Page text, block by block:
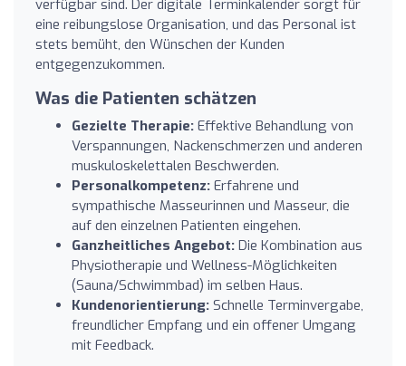
verfügbar sind. Der digitale Terminkalender sorgt für
eine reibungslose Organisation, und das Personal ist
stets bemüht, den Wünschen der Kunden
entgegenzukommen.
Was die Patienten schätzen
Gezielte Therapie: Effektive Behandlung von
Verspannungen, Nackenschmerzen und anderen
muskuloskelettalen Beschwerden.
Personalkompetenz: Erfahrene und
sympathische Masseurinnen und Masseur, die
auf den einzelnen Patienten eingehen.
Ganzheitliches Angebot: Die Kombination aus
Physiotherapie und Wellness-Möglichkeiten
(Sauna/Schwimmbad) im selben Haus.
Kundenorientierung: Schnelle Terminvergabe,
freundlicher Empfang und ein offener Umgang
mit Feedback.